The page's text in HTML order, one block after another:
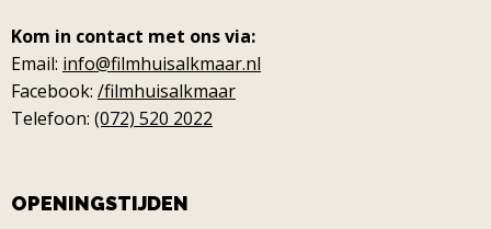
Kom in contact met ons via:
Email: info@filmhuisalkmaar.nl
Facebook: /filmhuisalkmaar
Telefoon: (072) 520 2022
OPENINGSTIJDEN